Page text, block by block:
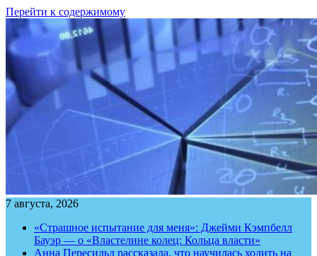
Перейти к содержимому
7 августа, 2026
«Страшное испытание для меня»: Джейми Кэмпбелл
Бауэр — о «Властелине колец: Кольца власти»
Анна Пересильд рассказала, что научилась ходить на